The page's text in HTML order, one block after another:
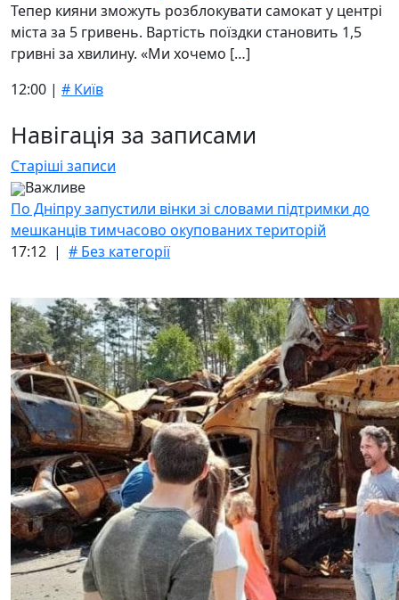
Тепер кияни зможуть розблокувати самокат у центрі
міста за 5 гривень. Вартість поїздки становить 1,5
гривні за хвилину. «Ми хочемо […]
12:00 | # Київ
Навігація за записами
Старіші записи
Важливе
По Дніпру запустили вінки зі словами підтримки до
мешканців тимчасово окупованих територій
17:12 | # Без категорії